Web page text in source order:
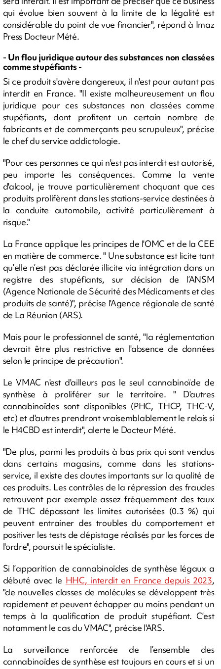
qui évolue bien souvent à la limite de la légalité est
considérable du point de vue financier", répond à Imaz
Press Docteur Mété.
- Un flou juridique autour des substances non classées
comme stupéfiants -
Si ce produit s'avère dangereux, il n'est pour autant pas
interdit en France. "Il existe malheureusement un flou
juridique pour ces substances non classées comme
stupéfiants, dont profitent un certain nombre de
fabricants et de commerçants peu scrupuleux", précise
le chef du service addictologie.
"Pour ces personnes ce qui n'est pas interdit est autorisé,
peu importe les conséquences. Comme la vente
d'alcool, je trouve particulièrement choquant que ces
produits prolifèrent dans les stations-service destinées à
la conduite automobile, activité particulièrement à
risque."
La France applique les principes de l'OMC et de la CEE
en matière de commerce. " Une substance est licite tant
qu’elle n’est pas déclarée illicite via intégration dans un
registre des stupéfiants, sur décision de l’ANSM
(Agence Nationale de Sécurité des Médicaments et des
produits de santé)", précise l'Agence régionale de santé
de La Réunion (ARS).
Mais pour le professionnel de santé, "la réglementation
devrait être plus restrictive en l'absence de données
selon le principe de précaution".
Le VMAC n'est d'ailleurs pas le seul cannabinoïde de
synthèse à proliférer sur le territoire. " D'autres
cannabinoïdes sont disponibles (PHC, THCP, THC-V,
etc) et d'autres prendront vraisemblablement le relais si
le H4CBD est interdit", alerte le Docteur Mété.
"De plus, parmi les produits à bas prix qui sont vendus
dans certains magasins, comme dans les stations-
service, il existe des doutes importants sur la qualité de
ces produits. Les contrôles de la répression des fraudes
retrouvent par exemple assez fréquemment des taux
de THC dépassant les limites autorisées (0.3 %) qui
peuvent entrainer des troubles du comportement et
positiver les tests de dépistage réalisés par les forces de
l'ordre", poursuit le spécialiste.
Si l’apparition de cannabinoïdes de synthèse légaux a
débuté avec le HHC, interdit en France depuis 2023,
"de nouvelles classes de molécules se développent très
rapidement et peuvent échapper au moins pendant un
temps à la qualification de produit stupéfiant. C’est
notamment le cas du VMAC", précise l'ARS.
La surveillance renforcée de l’ensemble des
cannabinoïdes de synthèse est toujours en cours et si un